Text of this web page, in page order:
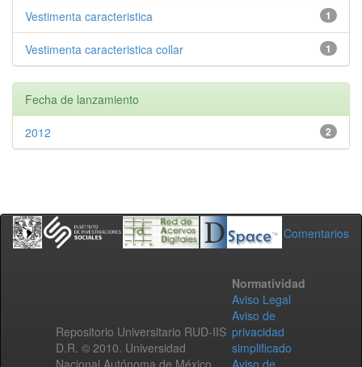
1
Vestimenta caracteristica
1
Vestimenta caracteristica collar
Fecha de lanzamiento
2
2012
Comentarios
Repositorio Universitario RUD-IIS
D.R. © 2010. Universidad
Nacional Autónoma de México.
Normatividad
Aviso Legal
Aviso de
privacidad
simplificado
Aviso de